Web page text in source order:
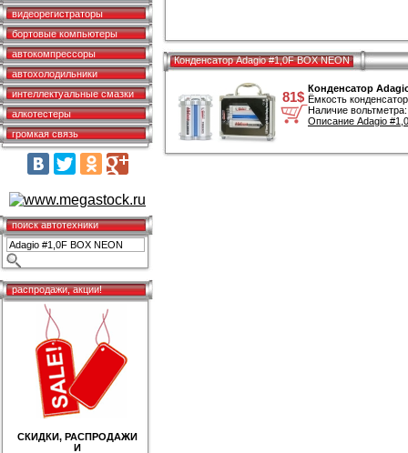
видеорегистраторы
бортовые компьютеры
автокомпрессоры
автохолодильники
интеллектуальные смазки
алкотестеры
громкая связь
поиск автотехники
распродажи, акции!
СКИДКИ, РАСПРОДАЖИ
И
Конденсатор Adagio #1,0F BOX NEON
81$
Конденсатор
Ёмкость
Наличие
Описание Adagio